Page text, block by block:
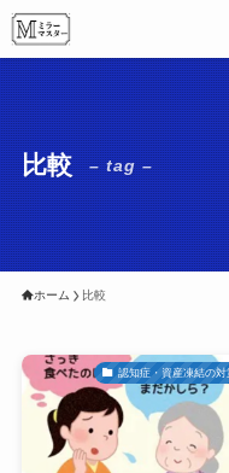
比較 – tag –
ホーム 比較
認知症・資産凍結の対